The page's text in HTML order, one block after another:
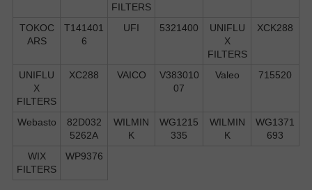
FILTERS
TOKOC
ARS
T141401
6
UFI 5321400
UNIFLU
X
FILTERS
XCK288
UNIFLU
X
FILTERS
XC288 VAICO
V383010
07
Valeo 715520
Webasto
82D032
5262A
WILMIN
K
WG1215
335
WILMIN
K
WG1371
693
WIX
FILTERS
WP9376